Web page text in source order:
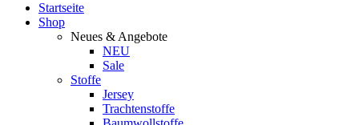
Startseite
Shop
Neues & Angebote
NEU
Sale
Stoffe
Jersey
Trachtenstoffe